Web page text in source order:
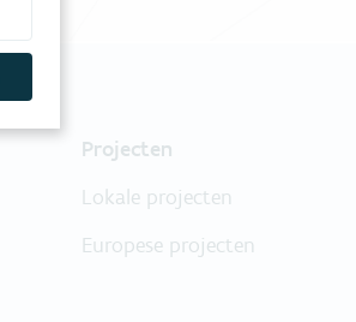
Projecten
Lokale projecten
Europese projecten